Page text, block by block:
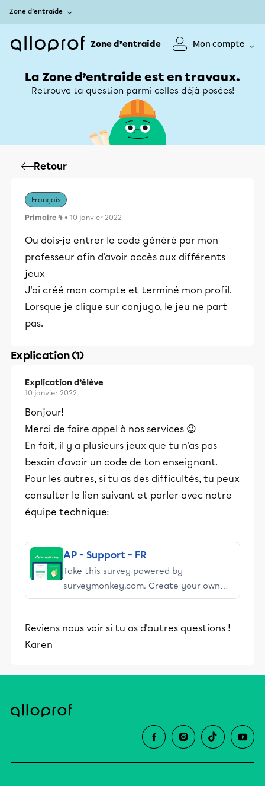
Zone d’entraide
Zone d’entraide Mon compte
La Zone d’entraide est en travaux.
Retrouve ta question parmi celles déjà posées!
Retour
Français
Primaire 4 • 10 janvier 2022
Ou dois-je entrer le code généré par mon
professeur afin d'avoir accès aux différents
jeux
J'ai créé mon compte et terminé mon profil.
Lorsque je clique sur conjugo, le jeu ne part
pas.
Explication (1)
Explication d’élève
10 janvier 2022
Bonjour!
Merci de faire appel à nos services 😉
En fait, il y a plusieurs jeux que tu n'as pas
besoin d'avoir un code de ton enseignant.
Pour les autres, si tu as des difficultés, tu peux
consulter le lien suivant et parler avec notre
équipe technique:
AP - Support - FR
Take this survey powered by
surveymonkey.com. Create your own
surveys for free.
Reviens nous voir si tu as d'autres questions !
Karen